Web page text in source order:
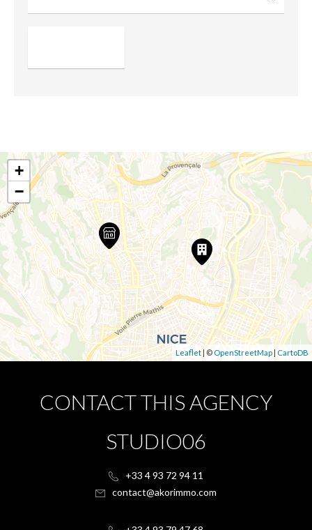
+
−
Leaflet| © OpenStreetMap | CartoDB
CONTACT THIS AGENCY
STUDIO06
+33 4 93 72 94 11
contact@akorimmo.com